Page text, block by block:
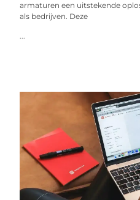
armaturen een uitstekende
als bedrijven. Deze
...